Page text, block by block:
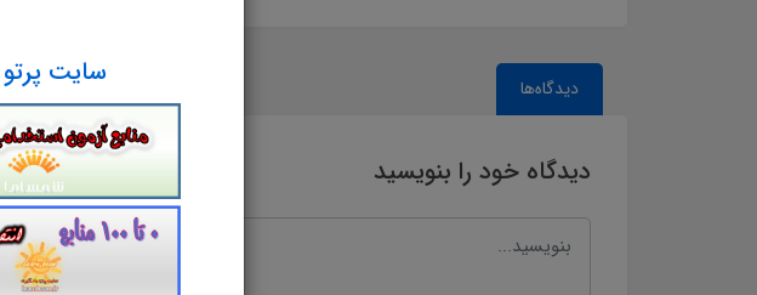
سایت دیدگاه‌ها
دیدگاه خود را بنویسید